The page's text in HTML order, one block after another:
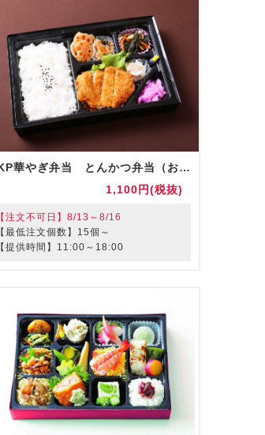
TKP華やぎ弁当 とんかつ弁当（お茶付）
1,100円(税抜)
【注文不可日】8/13～8/16
【最低注文個数】15個～
【提供時間】11:00～18:00